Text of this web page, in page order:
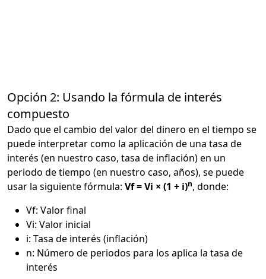
Opción 2: Usando la fórmula de interés
compuesto
Dado que el cambio del valor del dinero en el tiempo se
puede interpretar como la aplicación de una tasa de
interés (en nuestro caso, tasa de inflación) en un
periodo de tiempo (en nuestro caso, años), se puede
usar la siguiente fórmula: Vf = Vi × (1 + i)n, donde:
Vf: Valor final
Vi: Valor inicial
i: Tasa de interés (inflación)
n: Número de periodos para los aplica la tasa de
interés